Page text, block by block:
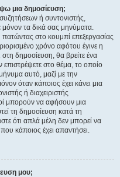
μια δημοσίευση;
ή συντονιστής,
μόνον τα δικά σας μηνύματα.
πατώντας στο κουμπί επεξεργασίας
χρόνο αφότου έγινε η
δημοσίευση, θα βρείτε ένα
στο θέμα, το οποίο
αυτό, μαζί με την
όταν κάποιος έχει κάνει μια
ή διαχειριστής
μπορούν να αφήσουν μια
τη δημοσίευση κατά τη
ότι απλά μέλη δεν μπορεί να
κάποιος έχει απαντήσει.
μου;